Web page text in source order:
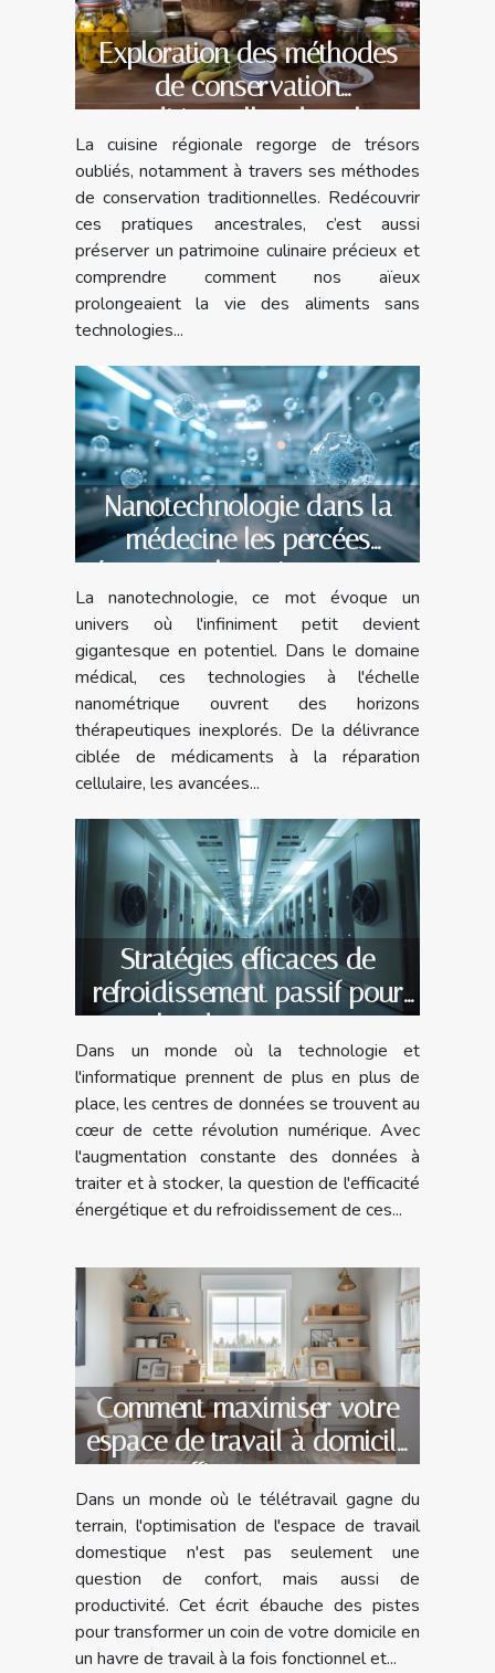
Exploration des méthodes
de conservation
traditionnelles dans la
cuisine régionale
La cuisine régionale regorge de trésors
oubliés, notamment à travers ses méthodes
de conservation traditionnelles. Redécouvrir
ces pratiques ancestrales, c’est aussi
préserver un patrimoine culinaire précieux et
comprendre comment nos aïeux
prolongeaient la vie des aliments sans
technologies...
Nanotechnologie dans la
médecine les percées
récentes et leurs impacts sur
la santé
La nanotechnologie, ce mot évoque un
univers où l'infiniment petit devient
gigantesque en potentiel. Dans le domaine
médical, ces technologies à l'échelle
nanométrique ouvrent des horizons
thérapeutiques inexplorés. De la délivrance
ciblée de médicaments à la réparation
cellulaire, les avancées...
Stratégies efficaces de
refroidissement passif pour
les data centers
Dans un monde où la technologie et
l'informatique prennent de plus en plus de
place, les centres de données se trouvent au
cœur de cette révolution numérique. Avec
l'augmentation constante des données à
traiter et à stocker, la question de l'efficacité
énergétique et du refroidissement de ces...
Comment maximiser votre
espace de travail à domicile
efficacement
Dans un monde où le télétravail gagne du
terrain, l'optimisation de l'espace de travail
domestique n'est pas seulement une
question de confort, mais aussi de
productivité. Cet écrit ébauche des pistes
pour transformer un coin de votre domicile en
un havre de travail à la fois fonctionnel et...